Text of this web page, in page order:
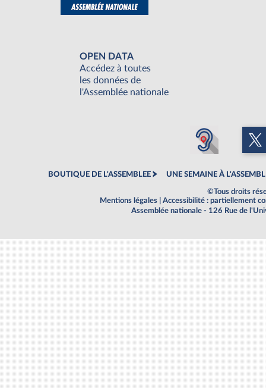
OPEN DATA
Accédez à toutes
les données de
l'Assemblée nationale
BOUTIQUE DE L'ASSEMBLEE UNE SEMAINE À
©Tous droits
Mentions légales
Accessibilité : partiellement
Assemblée nationale - 126 Rue de